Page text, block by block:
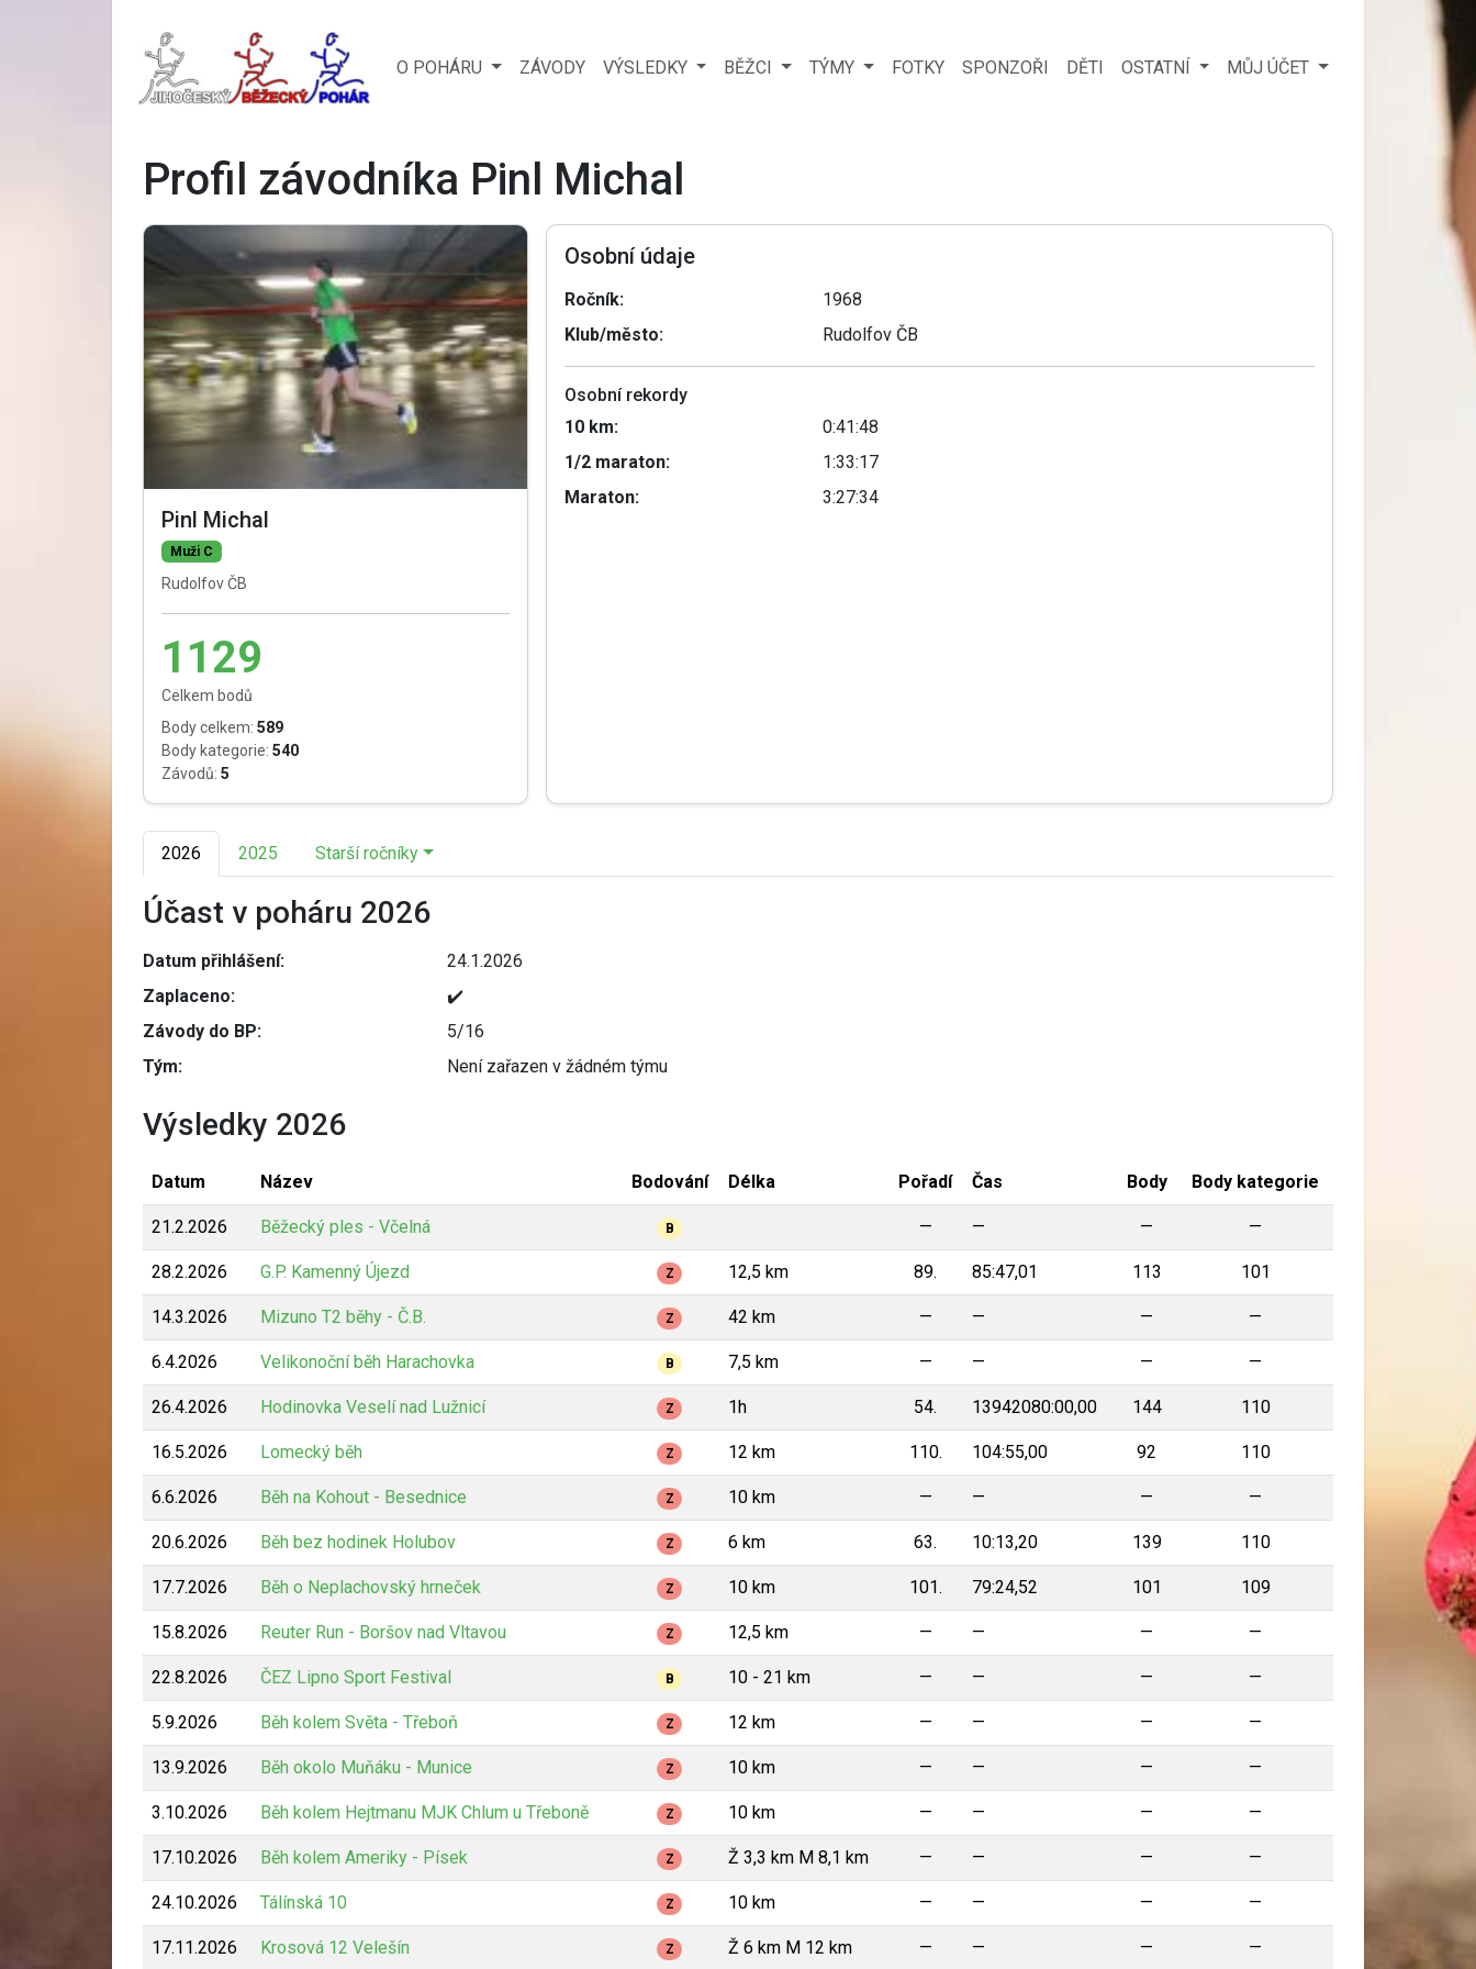
O POHÁRU ZÁVODY VÝSLEDKY BĚŽCI TÝMY FOTKY SPONZOŘI DĚTI OSTATNÍ MŮJ ÚČET
Profil závodníka Pinl Michal
Pinl Michal
Muži C
Rudolfov ČB
1129
Celkem bodů
Body celkem: 589
Body kategorie: 540
Závodů: 5
Osobní údaje
Ročník:
1968
Klub/město:
Rudolfov ČB
Osobní rekordy
10 km:
0:41:48
1/2 maraton:
1:33:17
Maraton:
3:27:34
2026 2025 Starší ročníky
Účast v poháru 2026
Datum přihlášení:
24.1.2026
Zaplaceno:
✔️
Závody do BP:
5/16
Tým:
Není zařazen v žádném týmu
Výsledky 2026
Datum Název Bodování Délka Pořadí Čas Body Body kategorie
21.2.2026 Běžecký ples - Včelná B — — — —
28.2.2026 G.P. Kamenný Újezd Z 12,5 km 89. 85:47,01 113 101
14.3.2026 Mizuno T2 běhy - Č.B. Z 42 km — — — —
6.4.2026 Velikonoční běh Harachovka B 7,5 km — — — —
26.4.2026 Hodinovka Veselí nad Lužnicí Z 1h 54. 13942080:00,00 144 110
16.5.2026 Lomecký běh Z 12 km 110. 104:55,00 92 110
6.6.2026 Běh na Kohout - Besednice Z 10 km — — — —
20.6.2026 Běh bez hodinek Holubov Z 6 km 63. 10:13,20 139 110
17.7.2026 Běh o Neplachovský hrneček Z 10 km 101. 79:24,52 101 109
15.8.2026 Reuter Run - Boršov nad Vltavou Z 12,5 km — — — —
22.8.2026 ČEZ Lipno Sport Festival B 10 - 21 km — — — —
5.9.2026 Běh kolem Světa - Třeboň Z 12 km — — — —
13.9.2026 Běh okolo Muňáku - Munice Z 10 km — — — —
3.10.2026 Běh kolem Hejtmanu MJK Chlum u Třeboně Z 10 km — — — —
17.10.2026 Běh kolem Ameriky - Písek Z Ž 3,3 km M 8,1 km — — — —
24.10.2026 Tálínská 10 Z 10 km — — — —
17.11.2026 Krosová 12 Velešín Z Ž 6 km M 12 km — — — —